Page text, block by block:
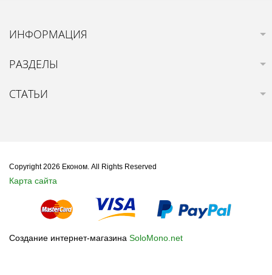
ИНФОРМАЦИЯ
РАЗДЕЛЫ
СТАТЬИ
Copyright 2026 Економ. All Rights Reserved
Карта сайта
Создание интернет-магазина SoloMono.net